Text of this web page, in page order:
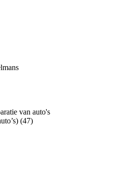
van auto's
(47)